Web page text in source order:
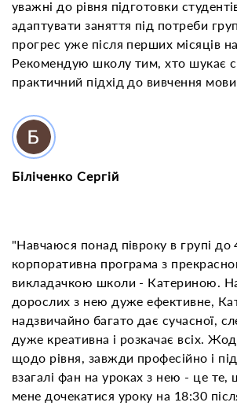
уважні до рівня підготовки
адаптувати заняття під потреби
прогрес уже після перших місяців
Рекомендую школу тим, хто шукає
практичний підхід до вивчення
Біліченко Сергій
"Навчаюся понад півроку в групі до
корпоративна програма з
викладачкою школи - Катериною.
дорослих з нею дуже ефективне,
надзвичайно багато дає сучасної,
дуже креативна і розкачає всіх.
щодо рівня, завжди професійно і
взагалі фан на уроках з нею - це
мене дочекатися уроку на 18:30